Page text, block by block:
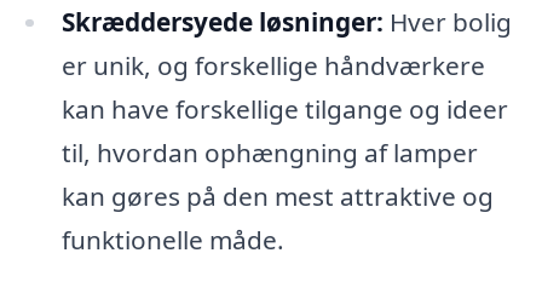
Skræddersyede løsninger: Hver bolig
er unik, og forskellige håndværkere
kan have forskellige tilgange og ideer
til, hvordan ophængning af lamper
kan gøres på den mest attraktive og
funktionelle måde.